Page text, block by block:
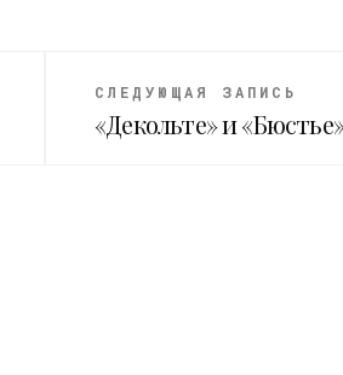
СЛЕДУЮЩАЯ ЗАПИСЬ
«Декольте» и